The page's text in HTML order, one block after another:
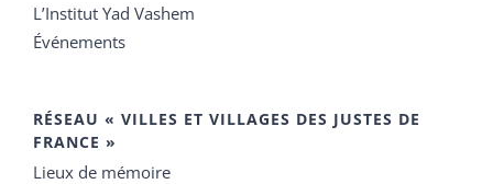
L’Institut Yad Vashem
Événements
RÉSEAU « VILLES ET VILLAGES DES JUSTES DE
FRANCE »
Lieux de mémoire